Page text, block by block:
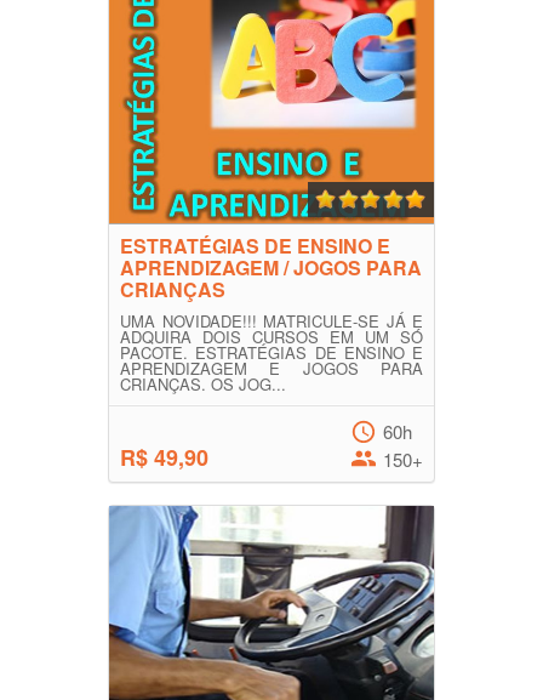
ESTRATÉGIAS DE ENSINO E
APRENDIZAGEM / JOGOS PARA
CRIANÇAS
UMA NOVIDADE!!! MATRICULE-SE JÁ E
ADQUIRA DOIS CURSOS EM UM SÓ
PACOTE. ESTRATÉGIAS DE ENSINO E
APRENDIZAGEM E JOGOS PARA
CRIANÇAS. OS JOG...
R$ 49,90
60h
150+